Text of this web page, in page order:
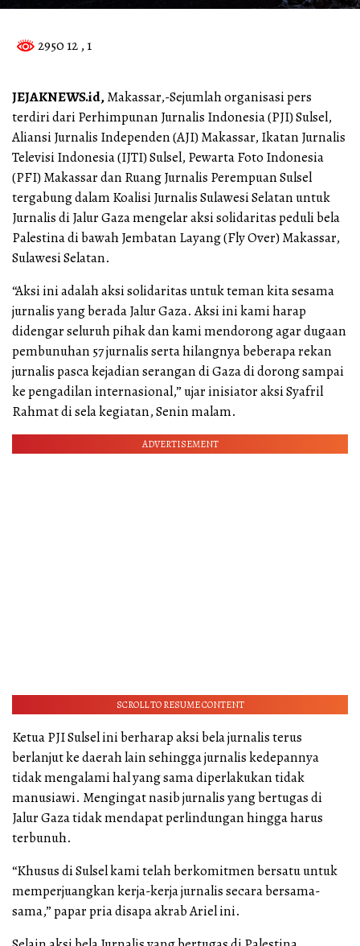
2950 12 , 1
JEJAKNEWS.id,Makassar,-Sejumlah organisasi pers
terdiri dari Perhimpunan Jurnalis Indonesia (PJI) Sulsel,
Aliansi Jurnalis Independen (AJI) Makassar, Ikatan Jurnalis
Televisi Indonesia (IJTI) Sulsel, Pewarta Foto Indonesia
(PFI) Makassar dan Ruang Jurnalis Perempuan Sulsel
tergabung dalam Koalisi Jurnalis Sulawesi Selatan untuk
Jurnalis di Jalur Gaza mengelar aksi solidaritas peduli bela
Palestina di bawah Jembatan Layang (Fly Over) Makassar,
Sulawesi Selatan.
“Aksi ini adalah aksi solidaritas untuk teman kita sesama
jurnalis yang berada Jalur Gaza. Aksi ini kami harap
didengar seluruh pihak dan kami mendorong agar dugaan
pembunuhan 57 jurnalis serta hilangnya beberapa rekan
jurnalis pasca kejadian serangan di Gaza di dorong sampai
ke pengadilan internasional,” ujar inisiator aksi Syafril
Rahmat di sela kegiatan, Senin malam.
ADVERTISEMENT
SCROLL TO RESUME CONTENT
Ketua PJI Sulsel ini berharap aksi bela jurnalis terus
berlanjut ke daerah lain sehingga jurnalis kedepannya
tidak mengalami hal yang sama diperlakukan tidak
manusiawi. Mengingat nasib jurnalis yang bertugas di
Jalur Gaza tidak mendapat perlindungan hingga harus
terbunuh.
“Khusus di Sulsel kami telah berkomitmen bersatu untuk
memperjuangkan kerja-kerja jurnalis secara bersama-
sama,” papar pria disapa akrab Ariel ini.